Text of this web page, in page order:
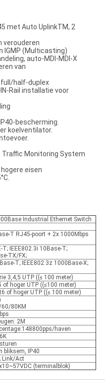
met Auto UplinkTM, 2
verouderen
IGMP (Multicasting)
auto-MDI-MDI-X
van
half-duplex
Rail installatie voor
bescherming.
koelventilator.
Traffic Monitoring System
eisen
Industrial Ethernet Switch
T RJ45-poort + 2x 1000Mbps
T; IEEE802.3i 10Base-T;
TX/FX;
T; IEEE802.3z 1000Base-X;
3,4,5 UTP ((≤ 100 meter)
of hoger UTP ((≤100 meter)
of hoger UTP ((≤ 100 meter)
80KM
2M
haven
bliksem, IP40
Link/Act
(terminalblok)